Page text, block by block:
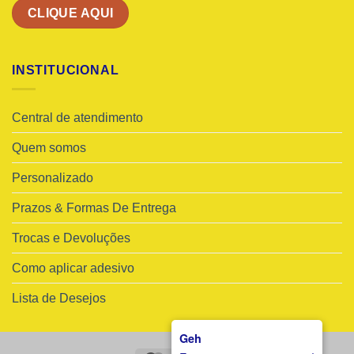
Geh
CLIQUE AQUI
INSTITUCIONAL
Central de atendimento
Quem somos
Personalizado
Prazos & Formas De Entrega
Trocas e Devoluções
Como aplicar adesivo
Lista de Desejos